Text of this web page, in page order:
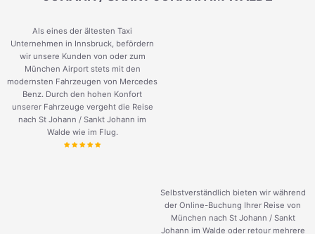
Als eines der ältesten Taxi
Unternehmen in Innsbruck, befördern
wir unsere Kunden von oder zum
München Airport stets mit den
modernsten Fahrzeugen von Mercedes
Benz. Durch den hohen Konfort
unserer Fahrzeuge vergeht die Reise
nach St Johann / Sankt Johann im
Walde wie im Flug.
Selbstverständlich bieten wir während
der Online-Buchung Ihrer Reise von
München nach St Johann / Sankt
Johann im Walde oder retour mehrere